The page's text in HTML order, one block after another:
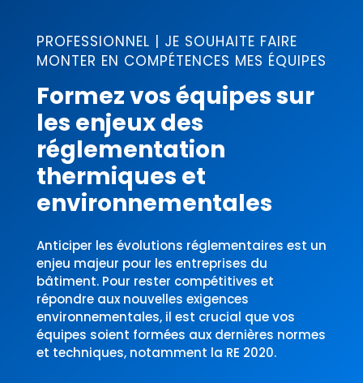
PROFESSIONNEL | JE SOUHAITE FAIRE
MONTER EN COMPÉTENCES MES ÉQUIPES
Formez vos équipes sur
les enjeux des
réglementation
thermiques et
environnementales
Anticiper les évolutions réglementaires est un
enjeu majeur pour les entreprises du
bâtiment. Pour rester compétitives et
répondre aux nouvelles exigences
environnementales, il est crucial que vos
équipes soient formées aux dernières normes
et techniques, notamment la RE 2020.